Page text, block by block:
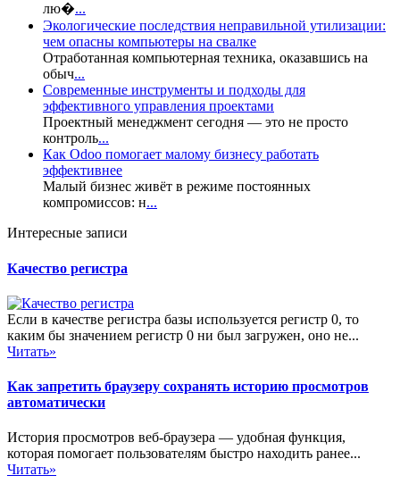
лю�...
Экологические последствия неправильной утилизации:
чем опасны компьютеры на свалке
Отработанная компьютерная техника, оказавшись на
обыч...
Современные инструменты и подходы для
эффективного управления проектами
Проектный менеджмент сегодня — это не просто
контроль...
Как Odoo помогает малому бизнесу работать
эффективнее
Малый бизнес живёт в режиме постоянных
компромиссов: н...
Интересные записи
Качество регистра
Если в качестве регистра базы используется регистр 0, то
каким бы значением регистр 0 ни был загружен, оно не...
Читать»
Как запретить браузеру сохранять историю просмотров
автоматически
История просмотров веб-браузера — удобная функция,
которая помогает пользователям быстро находить ранее...
Читать»